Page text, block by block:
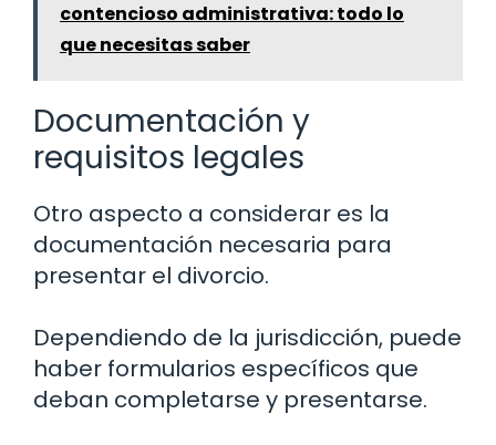
contencioso administrativa: todo lo
que necesitas saber
Documentación y
requisitos legales
Otro aspecto a considerar es la
documentación necesaria para
presentar el divorcio.
Dependiendo de la jurisdicción, puede
haber formularios específicos que
deban completarse y presentarse.